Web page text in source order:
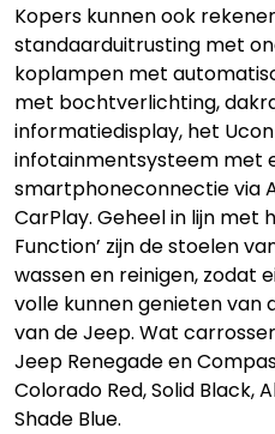
Kopers kunnen ook
standaarduitrusting met
koplampen met
met bochtverlichting,
informatiedisplay, het
infotainmentsysteem met
smartphoneconnectie via
CarPlay. Geheel in lijn met
Function’ zijn de stoelen
wassen en reinigen, zodat
volle kunnen genieten
van de Jeep. Wat
Jeep Renegade en
Colorado Red, Solid Black,
Shade Blue.